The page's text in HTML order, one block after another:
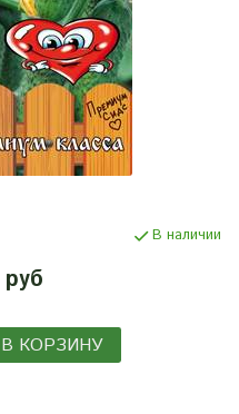
В наличии
В КОРЗИНУ